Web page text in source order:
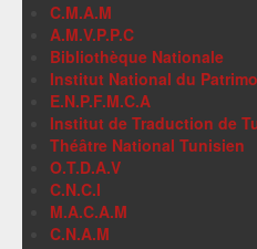
C.M.A.M
A.M.V.P.P.C
Bibliothèque Nationale
Institut National du
E.N.P.F.M.C.A
Institut de Traduction de
Théâtre National Tunisien
O.T.D.A.V
C.N.C.I
M.A.C.A.M
C.N.A.M